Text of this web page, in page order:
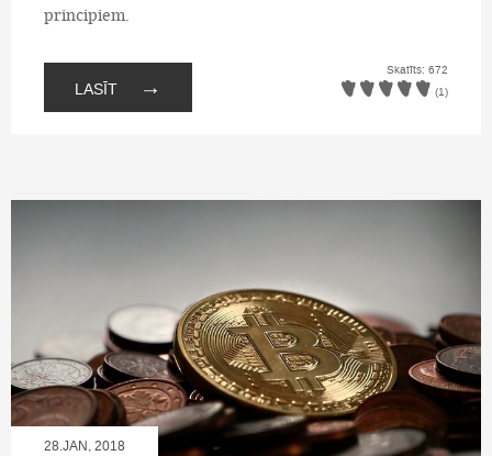
principiem.
LASĪT →
Skatīts: 672
(1)
28.JAN, 2018